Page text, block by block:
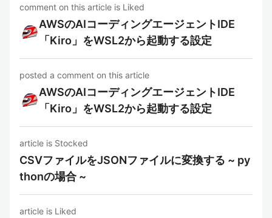
comment on this article is Liked
AWSのAIコーディングエージェントIDE
「Kiro」をWSL2から起動する設定
posted a comment on this article
AWSのAIコーディングエージェントIDE
「Kiro」をWSL2から起動する設定
article is Stocked
CSVファイルをJSONファイルに変換する ~ py
thonの場合 ~
article is Liked